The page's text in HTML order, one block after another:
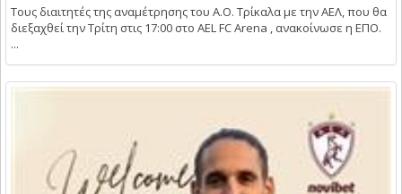
Τους διαιτητές της αναμέτρησης του Α.Ο. Τρίκαλα με την ΑΕΛ, που θα
διεξαχθεί την Τρίτη στις 17:00 στο AEL FC Arena , ανακοίνωσε η ΕΠΟ.
...